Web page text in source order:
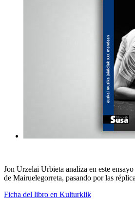
Jon Urzelai Urbieta analiza en este
de Mairuelegorreta, pasando por las
Ficha del libro en Kulturklik